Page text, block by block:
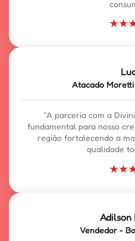
Atacado
“A parceria com a
fundamental para nosso
região fortalecendo a
qualidade
Adilson
Vendedor -